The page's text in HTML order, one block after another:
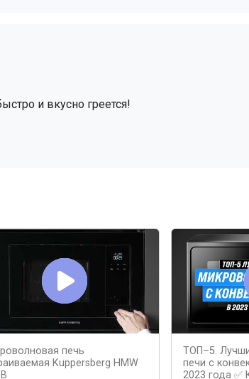
и вкусно греется!
печь
Kuppersberg HMW
ТОП–5.
печи с
2023 года ✅